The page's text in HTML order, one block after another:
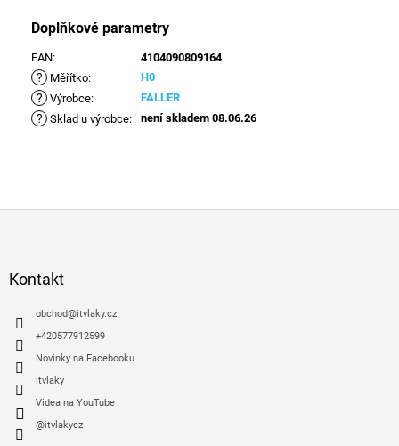
Doplňkové parametry
EAN: 4104090809164
? Měřítko: H0
? Výrobce: FALLER
? Sklad u výrobce: není skladem 08.06.26
Kontakt
obchod@itvlaky.cz
+420577912599
Novinky na Facebooku
itvlaky
Videa na YouTube
@itvlakycz